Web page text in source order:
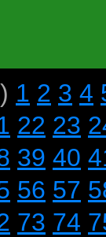
1 2 3 4
22 23
39 40
56 57
73 74